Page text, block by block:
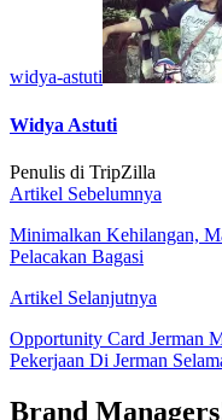
widya-astuti
Widya Astuti
Penulis di TripZilla
Artikel Sebelumnya
Minimalkan Kehilangan,
Pelacakan Bagasi
Artikel Selanjutnya
Opportunity Card Jerman
Pekerjaan Di Jerman
Brand